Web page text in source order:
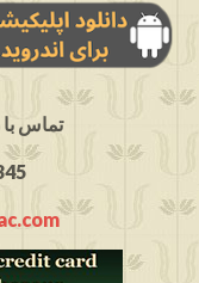
: تماس